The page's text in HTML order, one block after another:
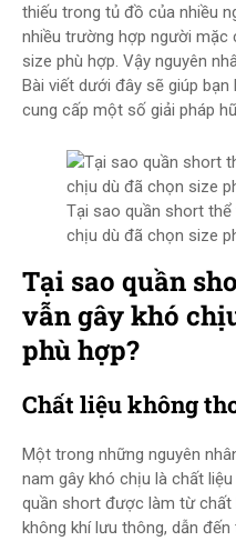
thiếu trong tủ đồ của nhiều
nhiều trường hợp người mặc
size phù hợp. Vậy nguyên
Bài viết dưới đây sẽ giúp
cung cấp một số giải pháp
Tại sao quần short
chịu dù đã chọn size
Tại sao quần
vẫn gây khó
phù hợp?
Chất liệu không
Một trong những nguyên
nam gây khó chịu là chất
quần short được làm từ chất
không khí lưu thông, dẫn